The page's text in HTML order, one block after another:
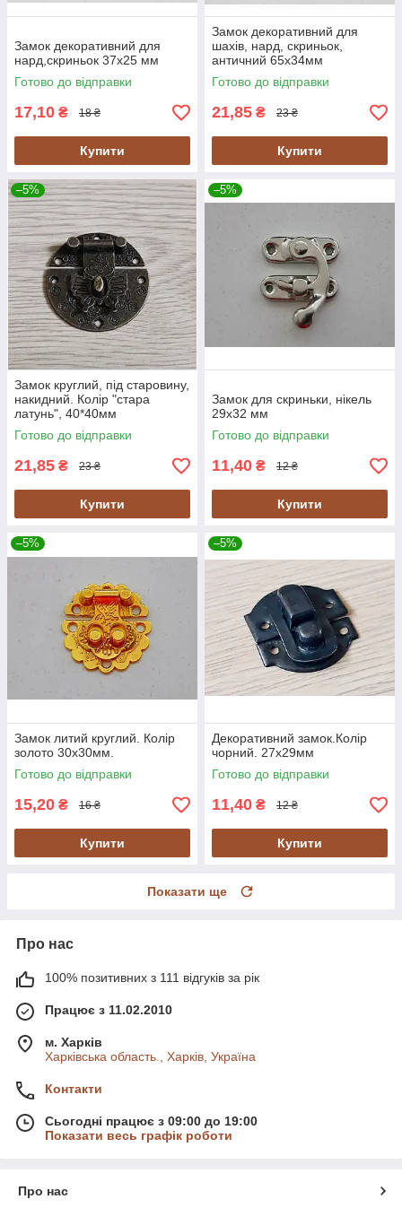
Замок декоративний для
нард,скриньок 37х25 мм
Готово до відправки
17,10 ₴ 18 ₴
Купити
Замок декоративний для
шахів, нард, скриньок,
античний 65х34мм
Готово до відправки
21,85 ₴ 23 ₴
Купити
–5%
Замок круглий, під старовину,
накидний. Колір "стара
латунь", 40*40мм
Готово до відправки
21,85 ₴ 23 ₴
Купити
–5%
Замок для скриньки, нікель
29х32 мм
Готово до відправки
11,40 ₴ 12 ₴
Купити
–5%
Замок литий круглий. Колір
золото 30х30мм.
Готово до відправки
15,20 ₴ 16 ₴
Купити
–5%
Декоративний замок.Колір
чорний. 27х29мм
Готово до відправки
11,40 ₴ 12 ₴
Купити
Показати ще
Про нас
100% позитивних з 111 відгуків за рік
Працює з 11.02.2010
м. Харків
Харківська область., Харків, Україна
Контакти
Сьогодні працює з 09:00 до 19:00
Показати весь графік роботи
Про нас